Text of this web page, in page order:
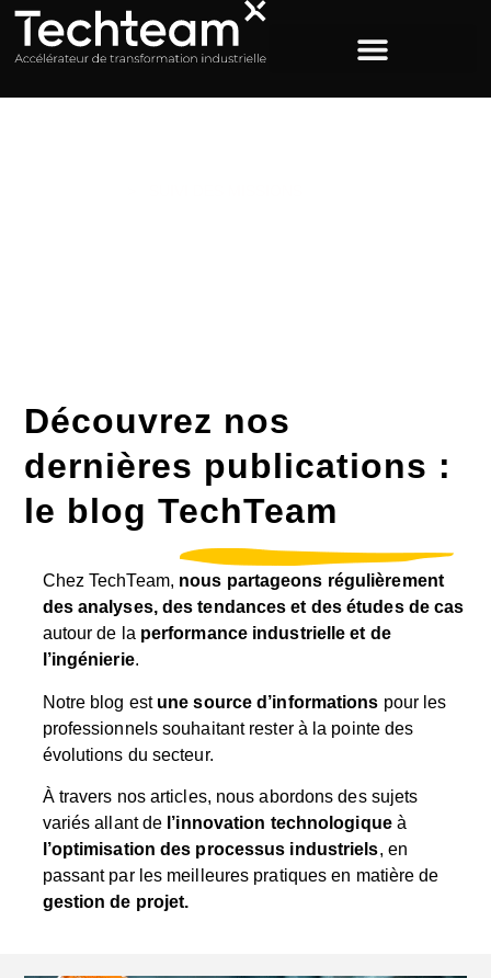
Découvrez nos
dernières publications :
le blog TechTeam
Chez TechTeam, nous partageons régulièrement
des analyses, des tendances et des études de cas
autour de la performance industrielle et de
l’ingénierie.
Notre blog est une source d’informations pour les
professionnels souhaitant rester à la pointe des
évolutions du secteur.
À travers nos articles, nous abordons des sujets
variés allant de l’innovation technologiqueà
l’optimisation des processus industriels, en
passant par les meilleures pratiques en matière de
gestion de projet.